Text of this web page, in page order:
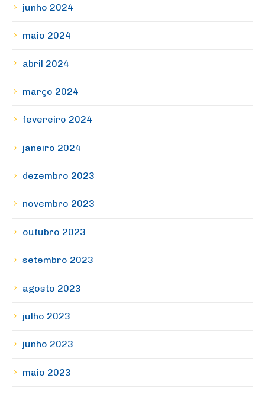
junho 2024
maio 2024
abril 2024
março 2024
fevereiro 2024
janeiro 2024
dezembro 2023
novembro 2023
outubro 2023
setembro 2023
agosto 2023
julho 2023
junho 2023
maio 2023